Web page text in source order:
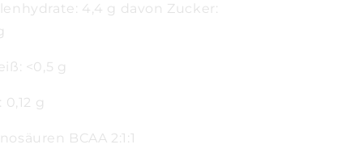
4,4 g davon Zucker:
<0,5 g
0,12 g
BCAA 2:1:1